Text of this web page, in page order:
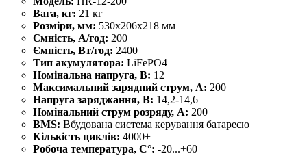
Вага, кг: 21 кг
Розміри, мм: 530х206х218 мм
Ємність, А/год: 200
Ємність, Вт/год: 2400
Тип акумулятора: LiFePO4
Номінальна напруга, В: 12
Максимальний зарядний струм, А: 200
Напруга заряджання, В: 14,2-14,6
Номінальний струм розряду, А: 200
BMS: Вбудована система керування батареєю
Кількість циклів: 4000+
Робоча температура, C°: -20...+60